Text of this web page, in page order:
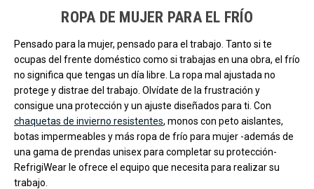
ROPA DE MUJER PARA EL FRÍO
Pensado para la mujer, pensado para el trabajo. Tanto si te
ocupas del frente doméstico como si trabajas en una obra, el frío
no significa que tengas un día libre. La ropa mal ajustada no
protege y distrae del trabajo. Olvídate de la frustración y
consigue una protección y un ajuste diseñados para ti. Con
chaquetas de invierno resistentes, monos con peto aislantes,
botas impermeables y más ropa de frío para mujer -además de
una gama de prendas unisex para completar su protección-
RefrigiWear le ofrece el equipo que necesita para realizar su
trabajo.